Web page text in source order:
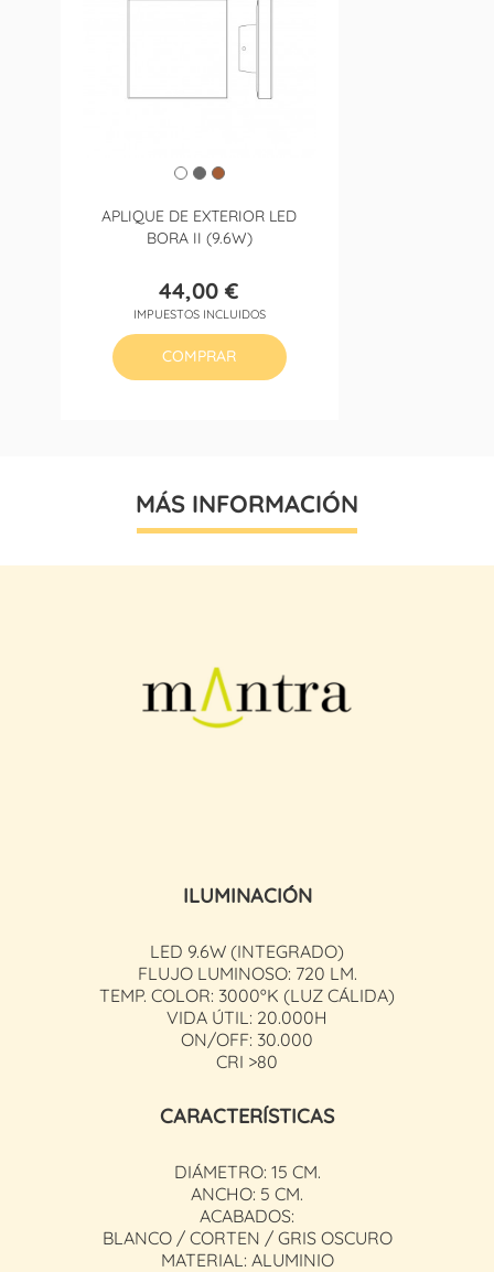
APLIQUE DE EXTERIOR LED
BORA II (9.6W)
Precio
44,00 €
IMPUESTOS INCLUIDOS
COMPRAR
MÁS INFORMACIÓN
ILUMINACIÓN
LED 9.6W (INTEGRADO)
FLUJO LUMINOSO: 720 LM.
TEMP. COLOR: 3000ºK (LUZ CÁLIDA)
VIDA ÚTIL: 20.000H
ON/OFF: 30.000
CRI >80
CARACTERÍSTICAS
DIÁMETRO: 15 CM.
ANCHO: 5 CM.
ACABADOS:
BLANCO / CORTEN / GRIS OSCURO
MATERIAL: ALUMINIO